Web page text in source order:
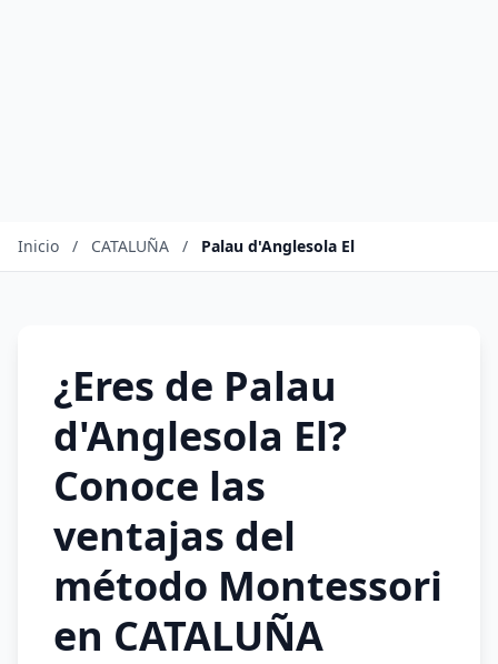
Inicio / CATALUÑA / Palau d'Anglesola El
¿Eres de Palau
d'Anglesola El?
Conoce las
ventajas del
método Montessori
en CATALUÑA